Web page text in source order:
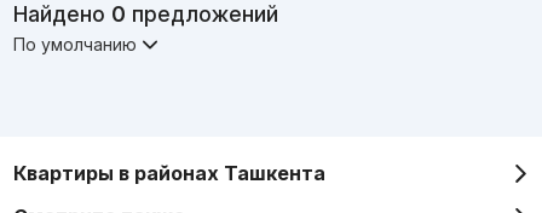
Найдено 0 предложений
По умолчанию
Квартиры в районах Ташкента